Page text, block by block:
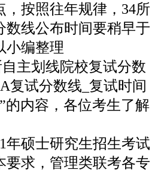
，按照往年规律，34所
数线公布时间要稍早于
小编整理
自主划线院校复试分数
复试分数线_复试时间
的内容，各位考生了解
年硕士研究生招生考试
要求，管理类联考各专